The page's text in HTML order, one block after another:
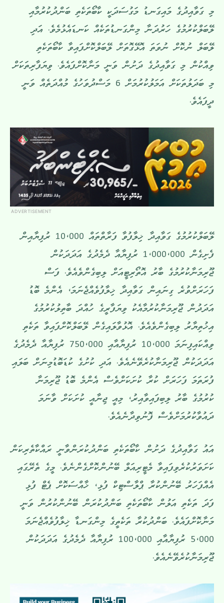
މި ގަވާއިދުގެ މައިގަނޑު މަގުސަދަކީ ކާބޯތަކެތި ބަންދުކުރުމާއި
ލޭބަލްކުރުމުގެ ހަރުދަނާ މިންގަނޑުތަކެއް ކަނޑައެޅުމެވެ. އަދި
ލޭބަލް ނުކޮށް ނުވަތަ އޮޅޭގޮތަށް ލޭބަލްކޮށްފައިވާ ކާބޯތަކެތި
ވިއްކުން މި ގަވާއިދުގެ ދަށުން ވަނީ މަނާކޮށްފައެވެ. ވިޔަފާރިތަކަށް
މި ބަދަލުތަކަށް އަމަލުކުރުމަށް 6 މަސްދުވަހުގެ މުއްދަތެއް ވަނީ
ދީފައެވެ.
ADVERTISEMENT
ލޭބަލްކުރުމުގެ ގަވާއިދާ ޚިލާފުވާ ފަރާތްތައް 10،000 ރުފިޔާއިން
ފެށިގެން 1،000،000 ރުފިޔާއާ ދެމެދުގެ އަދަދަކުން
ޖޫރިމަނާކުރުމުގެ ބާރު އޮތޯރިޓީއަށް ލިބިގެންވެއެވެ. ފަސް
ފަހަރަށްވުރެ ގިނައިން ގަވާއިދާ ޚިލާފުވެއްޖެނަމަ، އެންމެ ބޮޑު
އަދަދުން ޖޫރިމަނާކުރުމާއެކު ވިޔަފާރީގެ ހުއްދަ ބާތިލުކުރުމުގެ
އިޚުތިޔާރު ލިބިގެންވެއެވެ. އޮޅުވާލައިގެން ލޭބަލްކޮށްފައިވާ ތަކެތި
ވިއްކައިފިނަމަ 10،000 ރުފިޔާއާއި 750،000 ރުފިޔާއާ ދެމެދުގެ
އަދަދަކުން ޖޫރިމަނާކުރެވޭނެއެވެ. އަދި ކުށުގެ ކުޑަބޮޑުމިނަށް ބަލައި
ފުރަތަމަ ފަހަރަށް ކުރާ ކުށަކަށްވެސް އެންމެ ބޮޑު ޖޫރިމަނާ
ކުރުމުގެ ބާރު ލިބިފައިވާއިރު، މިއީ ޖިނާއީ ކުށަކަށް ވާނަމަ
ދައުވާކުރުމަށްވެސް ފޮނުވިދާނެއެވެ.
އައު ގަވާއިދުގެ ދަށުން ކާބޯތަކެތި ބަންދުކުރަންވާނީ ރައްކާތެރިކަން
ކަށަވަރުކުރެވިފައިވާ މެޓީރިއަލް ބޭނުންކޮށްގެންނެވެ. މީގެ ތެރޭގައި
އެއްފަހަރު ބޭނުންކުރާ ޕްލާސްޓިކް ފުޅި، ޚާއްސަކޮށް ޕެޓް ފުޅި
ފަދަ ތަކެތި އަލުން ކާބޯތަކެތި ބަންދުކުރަން ބޭނުންކުރުން ވަނީ
މަނާކޮށްފައެވެ. ބަންދުކުރާ ތަކެތީގެ މިންގަނޑާ ޚިލާފުވެއްޖެނަމަ
5،000 ރުފިޔާއާއި 100،000 ރުފިޔާއާ ދެމެދުގެ އަދަދަކުން
ޖޫރިމަނާކުރެވޭނެއެވެ.